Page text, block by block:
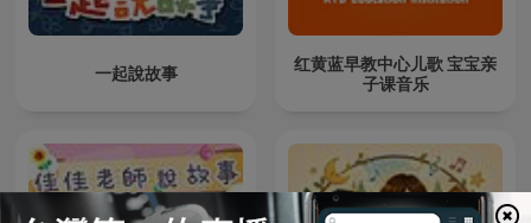
一起說故事
红黄蓝早教中心儿歌 宝宝亲
子课音乐